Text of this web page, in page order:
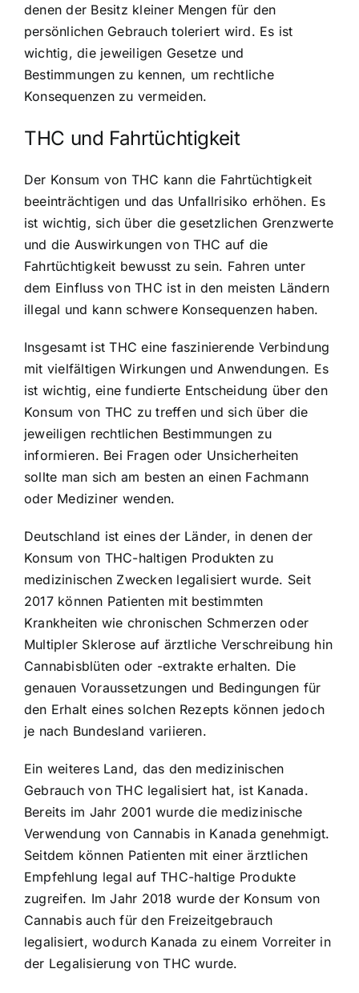
denen der Besitz kleiner Mengen für den
persönlichen Gebrauch toleriert wird. Es ist
wichtig, die jeweiligen Gesetze und
Bestimmungen zu kennen, um rechtliche
Konsequenzen zu vermeiden.
THC und Fahrtüchtigkeit
Der Konsum von THC kann die Fahrtüchtigkeit
beeinträchtigen und das Unfallrisiko erhöhen. Es
ist wichtig, sich über die gesetzlichen Grenzwerte
und die Auswirkungen von THC auf die
Fahrtüchtigkeit bewusst zu sein. Fahren unter
dem Einfluss von THC ist in den meisten Ländern
illegal und kann schwere Konsequenzen haben.
Insgesamt ist THC eine faszinierende Verbindung
mit vielfältigen Wirkungen und Anwendungen. Es
ist wichtig, eine fundierte Entscheidung über den
Konsum von THC zu treffen und sich über die
jeweiligen rechtlichen Bestimmungen zu
informieren. Bei Fragen oder Unsicherheiten
sollte man sich am besten an einen Fachmann
oder Mediziner wenden.
Deutschland ist eines der Länder, in denen der
Konsum von THC-haltigen Produkten zu
medizinischen Zwecken legalisiert wurde. Seit
2017 können Patienten mit bestimmten
Krankheiten wie chronischen Schmerzen oder
Multipler Sklerose auf ärztliche Verschreibung hin
Cannabisblüten oder -extrakte erhalten. Die
genauen Voraussetzungen und Bedingungen für
den Erhalt eines solchen Rezepts können jedoch
je nach Bundesland variieren.
Ein weiteres Land, das den medizinischen
Gebrauch von THC legalisiert hat, ist Kanada.
Bereits im Jahr 2001 wurde die medizinische
Verwendung von Cannabis in Kanada genehmigt.
Seitdem können Patienten mit einer ärztlichen
Empfehlung legal auf THC-haltige Produkte
zugreifen. Im Jahr 2018 wurde der Konsum von
Cannabis auch für den Freizeitgebrauch
legalisiert, wodurch Kanada zu einem Vorreiter in
der Legalisierung von THC wurde.